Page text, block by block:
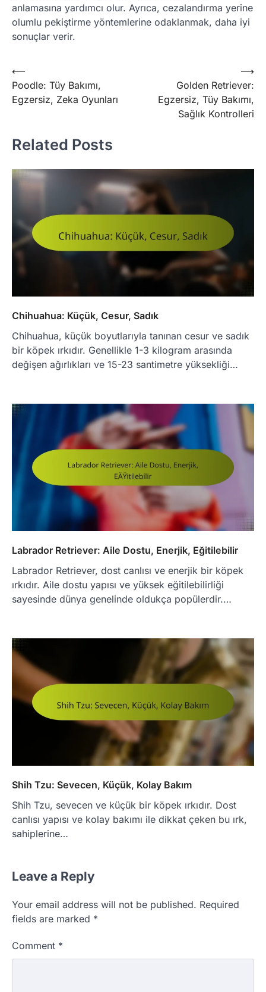
anlamasına yardımcı olur. Ayrıca, cezalandırma yerine
olumlu pekiştirme yöntemlerine odaklanmak, daha iyi
sonuçlar verir.
Post
navigation
⟵
Poodle: Tüy Bakımı,
Egzersiz, Zeka Oyunları
Golden Retriever:
Egzersiz, Tüy Bakımı,
Sağlık Kontrolleri
⟶
Related Posts
Chihuahua: Küçük, Cesur, Sadık
Chihuahua, küçük boyutlarıyla tanınan cesur ve sadık
bir köpek ırkıdır. Genellikle 1-3 kilogram arasında
değişen ağırlıkları ve 15-23 santimetre yüksekliği…
Labrador Retriever: Aile Dostu, Enerjik, Eğitilebilir
Labrador Retriever, dost canlısı ve enerjik bir köpek
ırkıdır. Aile dostu yapısı ve yüksek eğitilebilirliği
sayesinde dünya genelinde oldukça popülerdir.…
Shih Tzu: Sevecen, Küçük, Kolay Bakım
Shih Tzu, sevecen ve küçük bir köpek ırkıdır. Dost
canlısı yapısı ve kolay bakımı ile dikkat çeken bu ırk,
sahiplerine…
Leave a Reply
Your email address will not be published. Required
fields are marked *
Comment *